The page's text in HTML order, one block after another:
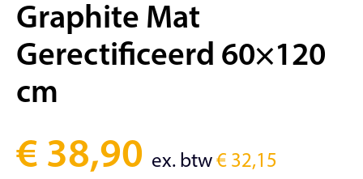
Graphite Mat
Gerectificeerd 60×120
cm
€ 38,90 ex. btw € 32,15